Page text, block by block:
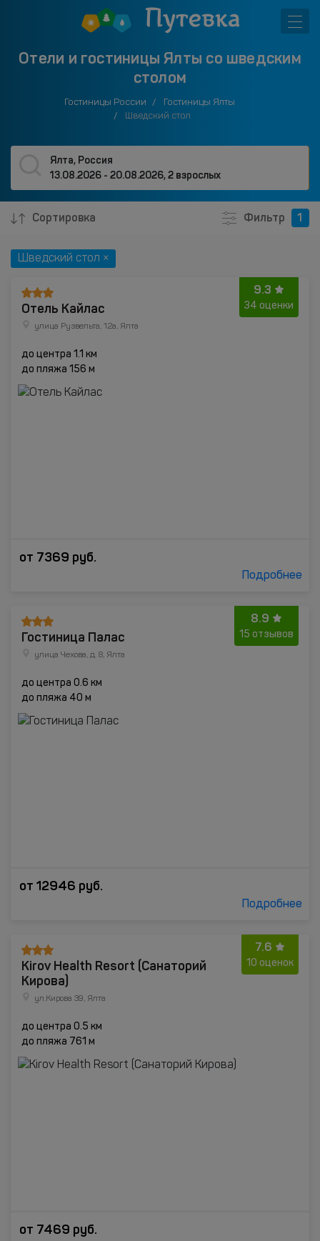
Отели и гостиницы Ялты со шведским
столом
Гостиницы России
Гостиницы Ялты
Шведский стол
Ялта, Россия
13.08.2026 - 20.08.2026,2 взрослых
Сортировка Фильтр 1
Шведский стол ×
9.3
34 оценки
Отель Кайлас
улица Рузвельта, 12а, Ялта
до центра 1.1 км
до пляжа 156 м
от 7369 руб.
Подробнее
8.9
15 отзывов
Гостиница Палас
улица Чехова, д. 8, Ялта
до центра 0.6 км
до пляжа 40 м
от 12946 руб.
Подробнее
7.6
10 оценок
Kirоv Health Resort (Санаторий
Кирова)
ул.Кирова 39, Ялта
до центра 0.5 км
до пляжа 761 м
от 7469 руб.